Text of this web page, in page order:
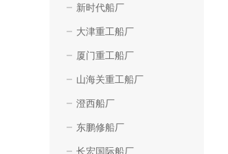
新时代船厂
大津重工船厂
厦门重工船厂
山海关重工船厂
澄西船厂
东鹏修船厂
长宏国际船厂